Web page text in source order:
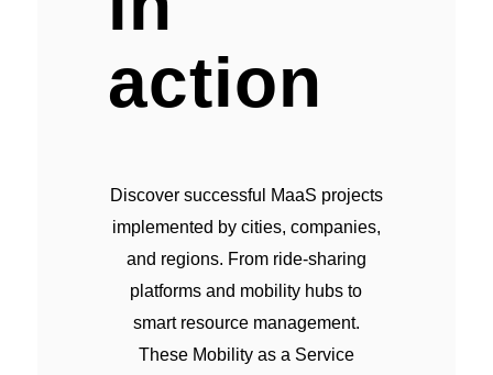
action
Discover successful MaaS projects
implemented by cities, companies,
and regions. From ride-sharing
platforms and mobility hubs to
smart resource management.
These Mobility as a Service